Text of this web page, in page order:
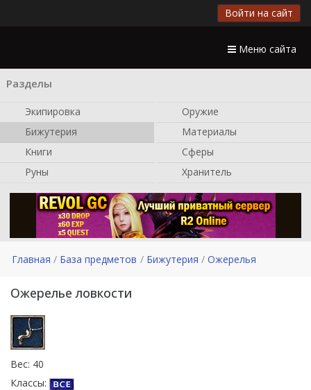
Войти на сайт
Меню сайта
Разделы
Экипировка
Оружие
Бижутерия
Материалы
Книги
Сферы
Руны
Хранитель
Главная База предметов Бижутерия Ожерелья
Ожерелье ловкости
Вес: 40
Классы: